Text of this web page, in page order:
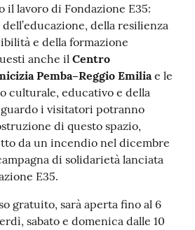
lavoro di Fondazione E35:
della resilienza
e della formazione
anche ilCentro
Pemba–Reggio Emiliae le
culturale, educativo e della
i visitatori potranno
di questo spazio,
da un incendio nel dicembre
di solidarietà lanciata
E35.
gratuito, sarà aperta fino al 6
sabato e domenica dalle 10